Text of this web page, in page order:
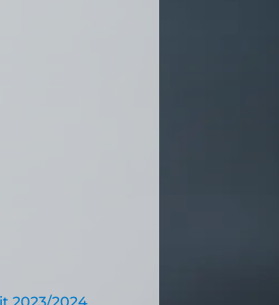
2023/2024